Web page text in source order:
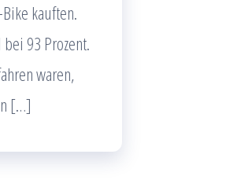
kauften.
93 Prozent.
waren,
[…]